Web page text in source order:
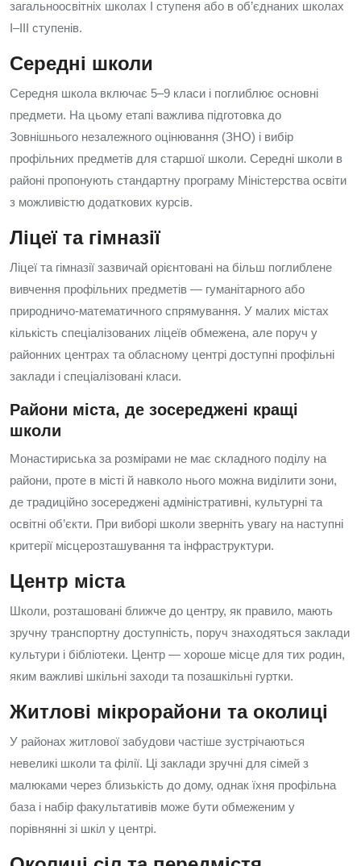
загальноосвітніх школах I ступеня або в об’єднаних школах
I–III ступенів.
Середні школи
Середня школа включає 5–9 класи і поглиблює основні
предмети. На цьому етапі важлива підготовка до
Зовнішнього незалежного оцінювання (ЗНО) і вибір
профільних предметів для старшої школи. Середні школи в
районі пропонують стандартну програму Міністерства освіти
з можливістю додаткових курсів.
Ліцеї та гімназії
Ліцеї та гімназії зазвичай орієнтовані на більш поглиблене
вивчення профільних предметів — гуманітарного або
природничо-математичного спрямування. У малих містах
кількість спеціалізованих ліцеїв обмежена, але поруч у
районних центрах та обласному центрі доступні профільні
заклади і спеціалізовані класи.
Райони міста, де зосереджені кращі
школи
Монастириська за розмірами не має складного поділу на
райони, проте в місті й навколо нього можна виділити зони,
де традиційно зосереджені адміністративні, культурні та
освітні об’єкти. При виборі школи зверніть увагу на наступні
критерії місцерозташування та інфраструктури.
Центр міста
Школи, розташовані ближче до центру, як правило, мають
зручну транспортну доступність, поруч знаходяться заклади
культури і бібліотеки. Центр — хороше місце для тих родин,
яким важливі шкільні заходи та позашкільні гуртки.
Житлові мікрорайони та околиці
У районах житлової забудови частіше зустрічаються
невеликі школи та філії. Ці заклади зручні для сімей з
малюками через близькість до дому, однак їхня профільна
база і набір факультативів може бути обмеженим у
порівнянні зі шкіл у центрі.